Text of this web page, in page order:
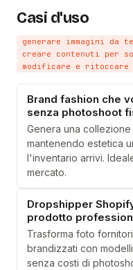
Casi d'uso
generare immagini da
creare contenuti per
modificare e ritoccare
Brand fashion che
senza photoshoot
Genera una
mantenendo estetica
l'inventario arrivi.
mercato.
Dropshipper
prodotto
Trasforma foto
brandizzati con
senza costi di